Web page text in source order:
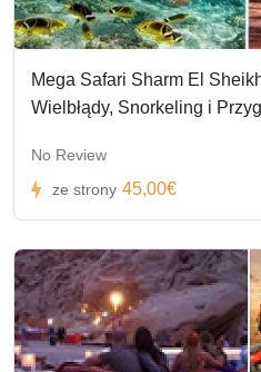
Mega Safari Sharm El
Wielbłądy, Snorkeling i
No Review
ze strony 45,00€